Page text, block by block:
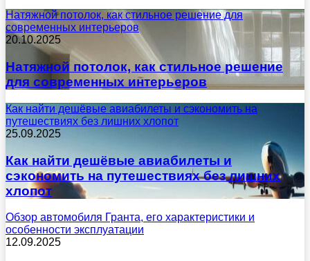
Натяжной потолок, как стильное решение для
современных интерьеров
20.10.2025
Натяжной потолок, как стильное решение
для современных интерьеров
Как найти дешёвые авиабилеты и сэкономить на
путешествиях без лишних хлопот
25.09.2025
Как найти дешёвые авиабилеты и
сэкономить на путешествиях без лишних
хлопот
Обзор автомобиля Гранта, его характеристики и
особенности эксплуатации
12.09.2025